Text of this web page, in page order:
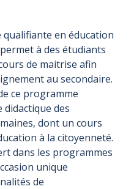
en éducation
à des étudiants
de maitrise afin
au secondaire.
ce programme
des
dont un cours
à la citoyenneté.
dans les programmes
unique
de